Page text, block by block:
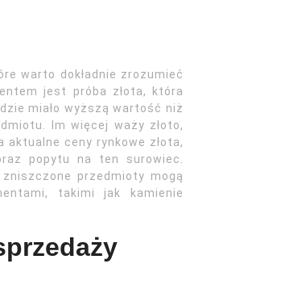
warto dokładnie zrozumieć
jest próba złota, która
miało wyższą wartość niż
Im więcej waży złoto,
ceny rynkowe złota,
popytu na ten surowiec.
przedmioty mogą
takimi jak kamienie